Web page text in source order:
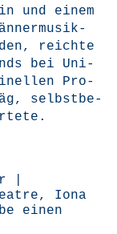
und einem
reich­te
bei Uni­
Pro­
selbst­be­
, Iona
einen